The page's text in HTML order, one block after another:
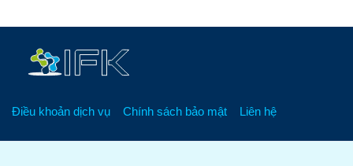
Điều khoản dịch vụ Chính sách bảo mật Liên hệ